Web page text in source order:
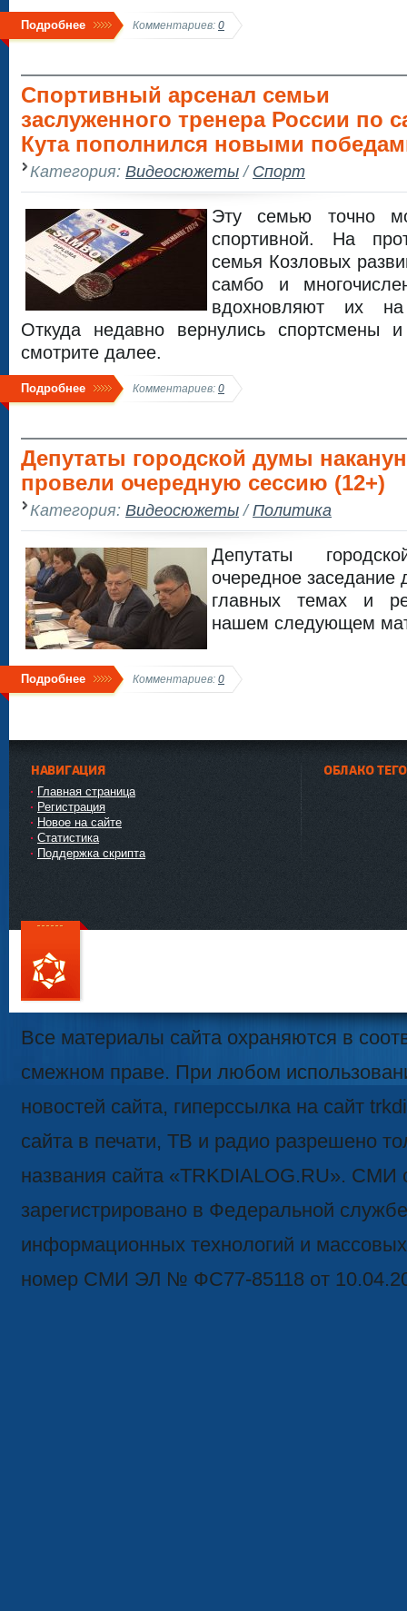
Подробнее Комментариев: 0
Спортивный арсенал семьи
заслуженного тренера России по
Кута пополнился новыми
Категория: Видеосюжеты/Спорт
Эту семью точно
спортивной. На
семья Козловых
самбо и
вдохновляют их
Откуда недавно вернулись спортсмены
смотрите далее.
Подробнее Комментариев: 0
Депутаты городской думы
провели очередную сессию (12+)
Категория: Видеосюжеты/Политика
Депутаты
очередное заседание
главных темах и
нашем следующем
Подробнее Комментариев: 0
НАВИГАЦИЯ
Главная страница
Регистрация
Новое на сайте
Статистика
Поддержка скрипта
ОБЛАКО
111
Все материалы сайта охраняются в
смежном праве. При любом
новостей сайта, гиперссылка на сайт
сайта в печати, ТВ и радио разрешено
названия сайта «TRKDIALOG.RU». СМИ
зарегистрировано в Федеральной
информационных технологий и
номер СМИ ЭЛ № ФС77-85118 от